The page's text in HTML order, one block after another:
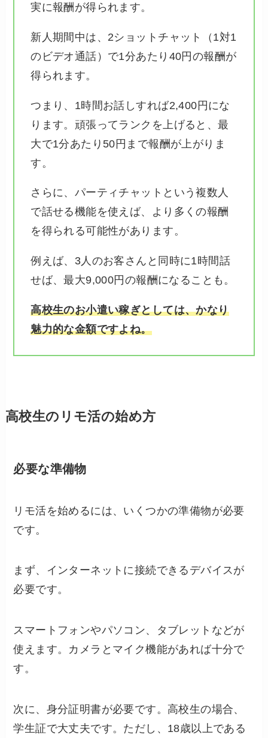
実に報酬が得られます。
新人期間中は、2ショットチャット（1対1
のビデオ通話）で1分あたり40円の報酬が
得られます。
つまり、1時間お話しすれば2,400円にな
ります。頑張ってランクを上げると、最
大で1分あたり50円まで報酬が上がりま
す。
さらに、パーティチャットという複数人
で話せる機能を使えば、より多くの報酬
を得られる可能性があります。
例えば、3人のお客さんと同時に1時間話
せば、最大9,000円の報酬になることも。
高校生のお小遣い稼ぎとしては、かなり
魅力的な金額ですよね。
高校生のリモ活の始め方
必要な準備物
リモ活を始めるには、いくつかの準備物が必要
です。
まず、インターネットに接続できるデバイスが
必要です。
スマートフォンやパソコン、タブレットなどが
使えます。カメラとマイク機能があれば十分で
す。
次に、身分証明書が必要です。高校生の場合、
学生証で大丈夫です。ただし、18歳以上である